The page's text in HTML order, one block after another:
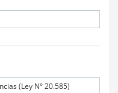
(Ley N° 20.585)